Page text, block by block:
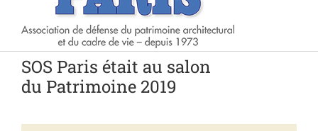
SOS Paris était au salon
du Patrimoine 2019